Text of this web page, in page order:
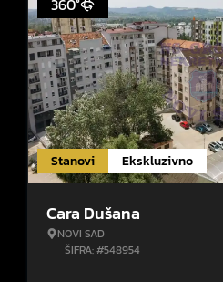
Stanovi Ekskluzivno
360°
Cara Dušana
NOVI SAD
ŠIFRA: #548954